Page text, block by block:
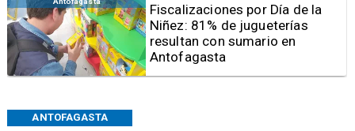
ANTOFAGASTA
Tribunal frena opción de pena
mixta para Karen Rojo por ahora